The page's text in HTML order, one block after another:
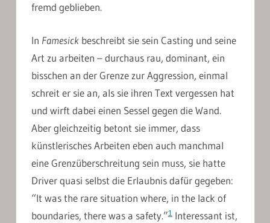
fremd geblieben.
In Famesick beschreibt sie sein Casting und seine
Art zu arbeiten – durchaus rau, dominant, ein
bisschen an der Grenze zur Aggression, einmal
schreit er sie an, als sie ihren Text vergessen hat
und wirft dabei einen Sessel gegen die Wand.
Aber gleichzeitig betont sie immer, dass
künstlerisches Arbeiten eben auch manchmal
eine Grenzüberschreitung sein muss, sie hatte
Driver quasi selbst die Erlaubnis dafür gegeben:
“It was the rare situation where, in the lack of
boundaries, there was a safety.”1 Interessant ist,